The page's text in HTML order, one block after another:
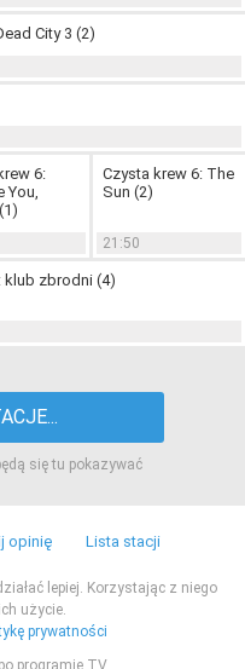
City 3 (2)
6:
You,
Czysta krew 6: The
Sun (2)
21:50
klub zbrodni (4)
się tu pokazywać
opinię Lista stacji
lepiej. Korzystając z niego
użycie.
prywatności
programie TV.